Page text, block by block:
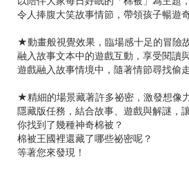
令人捧腹大笑故事情節，帶領孩子暢遊
★動畫般視覺效果，臨場感十足的冒險
融入故事文本中的遊戲互動，享受閱讀
遊戲融入故事情境中，隨著情節尋找偷
★精細的場景藏著許多祕密，激發想像
隱藏版任務，結合故事、遊戲與解謎，
你找到了幾種神奇棉被？
棉被王國裡還藏了哪些祕密呢？
等著您來發現！